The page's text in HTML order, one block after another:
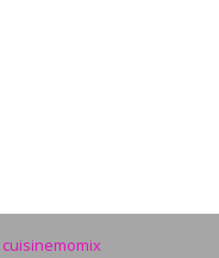
cuisinemomix